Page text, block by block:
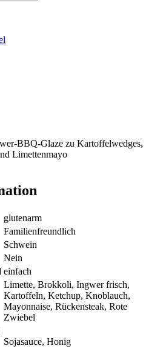
BBQ-Glaze zu Kartoffelwedges,
Limettenmayo
glutenarm
Familienfreundlich
Schwein
Nein
einfach
Limette, Brokkoli, Ingwer frisch,
Kartoffeln, Ketchup, Knoblauch,
Mayonnaise, Rückensteak, Rote
Zwiebel
Sojasauce, Honig